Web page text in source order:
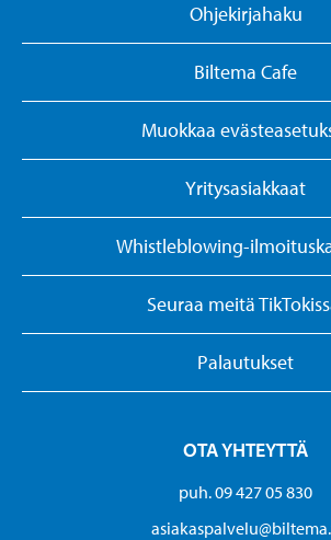
Ohjekirjahaku
Biltema Cafe
Muokkaa
Yritysasiakkaat
Whistleblowing-
Seuraa meitä
Palautukset
OTA YHTEYTTÄ
puh. 09 427 05 830